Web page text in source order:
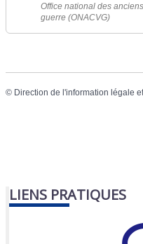
Office national des
guerre (ONACVG)
© Direction de l'information légale
LIENS PRATIQUES